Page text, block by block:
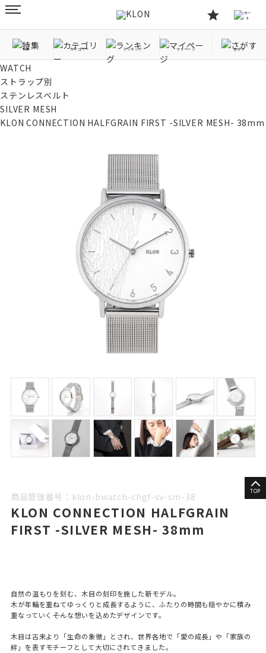
特集 カテゴリー ランキング マイページ さがす
WATCH
ストラップ別
ステンレスベルト
SILVER MESH
KLON CONNECTION HALFGRAIN FIRST -SILVER MESH- 38mm
商品管理番号：klon-bwatch-chgf-sv-sm-38
KLON CONNECTION HALFGRAIN
FIRST -SILVER MESH- 38mm
自然の温もりを刻む、木目の刻印を施した新モデル。
木が年輪を重ねてゆっくりと成長するように、ふたりの時間も穏やかに積み
重なっていく――そんな想いを込めたデザインです。
木目は古来より「生命の象徴」とされ、世界各地で「愛の成長」や「家族の
絆」を表すモチーフとして大切にされてきました。
TOP